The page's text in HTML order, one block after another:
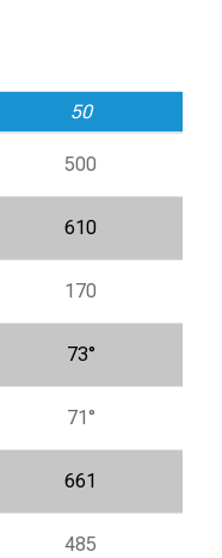
50
500
610
170
73°
71°
661
485